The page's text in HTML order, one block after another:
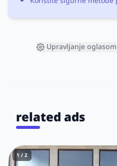
Upravljanje oglasom
related ads
1 / 2